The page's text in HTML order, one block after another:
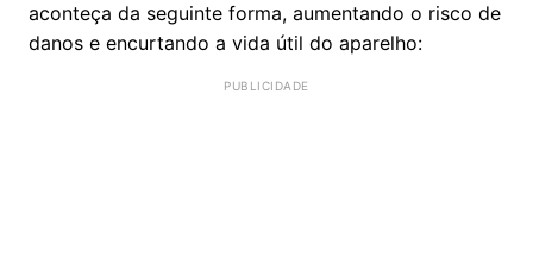
aconteça da seguinte forma, aumentando o risco de
danos e encurtando a vida útil do aparelho: